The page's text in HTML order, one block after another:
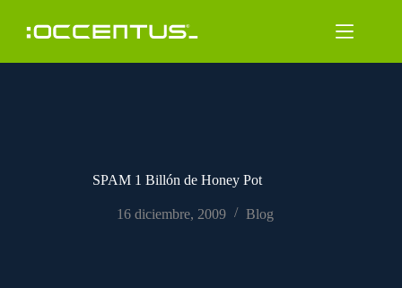
contenido
SPAM 1 Billón de Honey Pot
16 diciembre, 2009 Blog